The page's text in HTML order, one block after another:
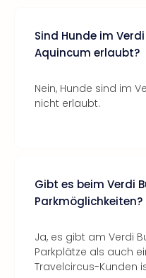
Sind Hunde im
Aquincum erlaubt?
Nein, Hunde sind im
nicht erlaubt.
Gibt es beim Verdi
Parkmöglichkeiten?
Ja, es gibt am Verdi
Parkplätze als auch
Travelcircus-Kunden